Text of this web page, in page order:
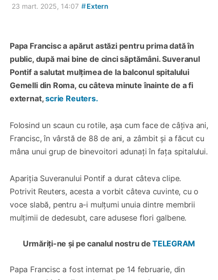
23 mart. 2025, 14:07 #Extern
Papa Francisc a apărut astăzi pentru prima dată în
public, după mai bine de cinci săptămâni. Suveranul
Pontif a salutat mulțimea de la balconul spitalului
Gemelli din Roma, cu câteva minute înainte de a fi
externat,scrie Reuters.
Folosind un scaun cu rotile, așa cum face de câțiva ani,
Francisc, în vârstă de 88 de ani, a zâmbit și a făcut cu
mâna unui grup de binevoitori adunați în fața spitalului.
Apariția Suveranului Pontif a durat câteva clipe.
Potrivit Reuters, acesta a vorbit câteva cuvinte, cu o
voce slabă, pentru a-i mulțumi unuia dintre membrii
mulțimii de dedesubt, care adusese flori galbene.
Urmăriți-ne și pe canalul nostru deTELEGRAM
Papa Francisc a fost internat pe 14 februarie, din